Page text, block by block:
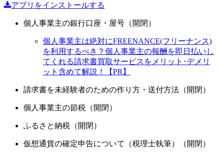
アプリをインストールする
個人事業主の銀行口座・屋号（開閉）
個人事業主は絶対にFREENANCE(フリーナンス)
を利用するべき？個人事業主の報酬を即日払いし
てくれる請求書買取サービスをメリット･デメリ
ット含めて解説！【PR】
請求書を未経験者のための作り方・送付方法（開閉）
個人事業主の節税（開閉）
ふるさと納税（開閉）
仮想通貨の確定申告について（税理士執筆）（開閉）